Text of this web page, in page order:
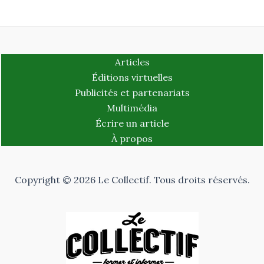
Articles
Éditions virtuelles
Publicités et partenariats
Multimédia
Écrire un article
À propos
Copyright © 2026 Le Collectif. Tous droits réservés.